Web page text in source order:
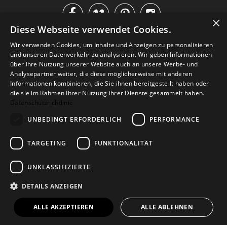

IM KATALOG BLÄTTERN
Versand Zahlarten
Retoure
Widerrufsformular
© 2026Baltic Design Shop. Baltic Design Shop
×
Diese Webseite verwendet Cookies.
Wir verwenden Cookies, um Inhalte und Anzeigen zu personalisieren
und unseren Datenverkehr zu analysieren. Wir geben Informationen
über Ihre Nutzung unserer Website auch an unsere Werbe- und
Analysepartner weiter, die diese möglicherweise mit anderen
Informationen kombinieren, die Sie ihnen bereitgestellt haben oder
die sie im Rahmen Ihrer Nutzung ihrer Dienste gesammelt haben.
Datenschutzrichtlinie
UNBEDINGT ERFORDERLICH
PERFORMANCE
TARGETING FUNKTIONALITÄT
UNKLASSIFIZIERTE
DETAILS ANZEIGEN
ALLE AKZEPTIEREN ALLE ABLEHNEN